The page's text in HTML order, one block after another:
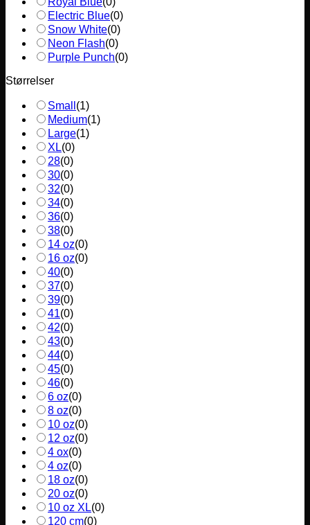
Electric Blue(0)
Snow White(0)
Neon Flash(0)
Purple Punch(0)
Størrelser
Small (1)
Medium(1)
Large(1)
XL(0)
28(0)
30(0)
32(0)
34(0)
36(0)
38(0)
14 oz(0)
16 oz(0)
40(0)
37(0)
39(0)
41(0)
42(0)
43(0)
44(0)
45(0)
46(0)
6 oz(0)
8 oz(0)
10 oz(0)
12 oz(0)
4 ox(0)
4 oz(0)
18 oz(0)
20 oz(0)
10 oz XL(0)
120 cm(0)